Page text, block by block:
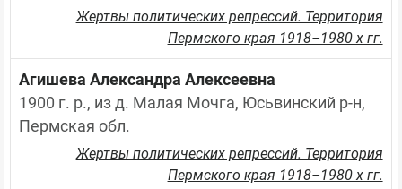
Жертвы политических репрессий. Территория
Пермского края 1918–1980 х гг.
Агишева Александра Алексеевна
1900 г. р., из д. Малая Мочга, Юсьвинский р-н,
Пермская обл.
Жертвы политических репрессий. Территория
Пермского края 1918–1980 х гг.